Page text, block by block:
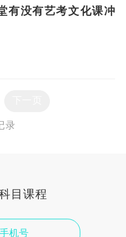
有没有艺考文化课冲
录
目课程